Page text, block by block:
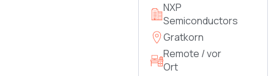
NXP
Semiconductors
Gratkorn
Remote / vor
Ort